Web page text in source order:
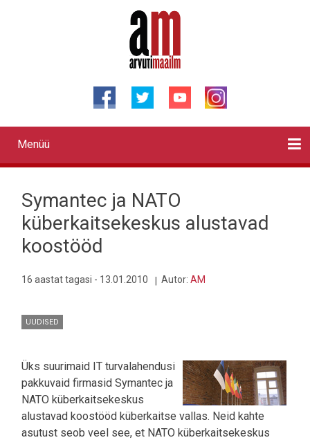
Primary
links
Menüü
Symantec ja NATO
küberkaitsekeskus alustavad
koostööd
16 aastat tagasi - 13.01.2010 Autor: AM
UUDISED
Üks suurimaid IT turvalahendusi
pakkuvaid firmasid Symantec ja
NATO küberkaitsekeskus
alustavad koostööd küberkaitse vallas. Neid kahte
asutust seob veel see, et NATO küberkaitsekeskus